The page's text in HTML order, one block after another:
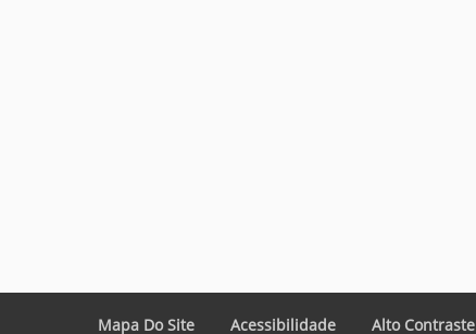
Mapa Do Site Acessibilidade Alto Contraste